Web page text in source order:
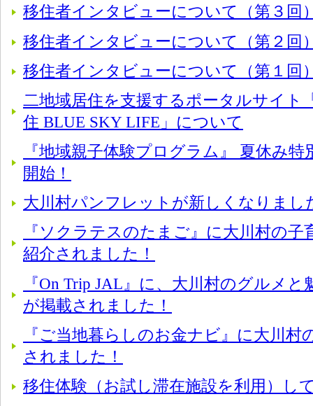
移住者インタビューについて（第３回
移住者インタビューについて（第２回
移住者インタビューについて（第１回
二地域居住を支援するポータルサイト
住 BLUE SKY LIFE」について
『地域親子体験プログラム』 夏休み
開始！
大川村パンフレットが新しくなりまし
『ソクラテスのたまご』に大川村の子
紹介されました！
『On Trip JAL』に、大川村のグルメ
が掲載されました！
『ご当地暮らしのお金ナビ』に大川村
されました！
移住体験（お試し滞在施設を利用）し